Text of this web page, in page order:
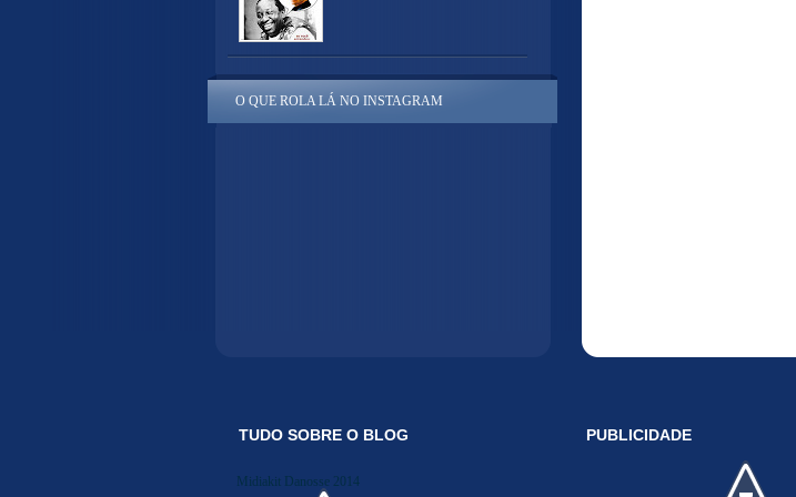
O QUE ROLA LÁ NO INSTAGRAM
TUDO SOBRE O BLOG
Midiakit Danosse 2014
PUBLICIDADE